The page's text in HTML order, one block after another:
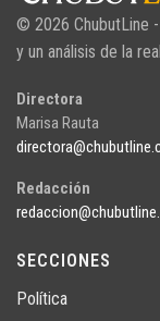
© 2026 ChubutLine
y un análisis de la
Directora
Marisa Rauta
Redacción
SECCIONES
Política